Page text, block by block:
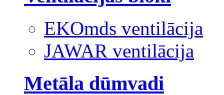
EKOmds ventilācija
JAWAR ventilācija
Metāla dūmvadi